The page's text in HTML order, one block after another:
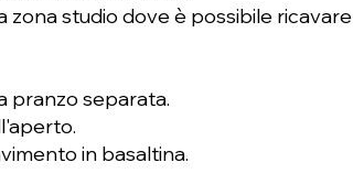
zona studio dove è possibile ricavare
pranzo separata.
in basaltina.